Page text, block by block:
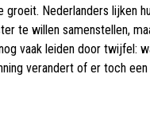
groeit. Nederlanders lijken
te willen samenstellen,
vaak leiden door twijfel:
verandert of er toch